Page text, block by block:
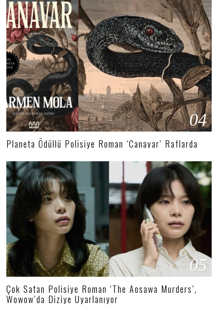
04
Planeta Ödüllü Polisiye Roman ‘Canavar’ Raflarda
05
Çok Satan Polisiye Roman ‘The Aosawa Murders’,
Wowow’da Diziye Uyarlanıyor